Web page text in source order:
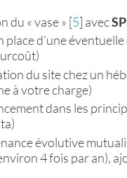
du « vase » [5] avec
place d’une
du site chez un
à votre charge)
dans les
évolutive
4 fois par an),